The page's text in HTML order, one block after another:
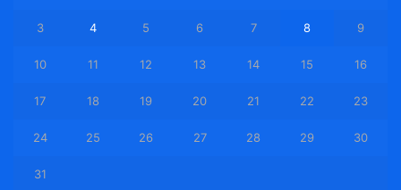
3 4 5 6 7 8 9
10 11 12 13 14 15 16
17 18 19 20 21 22 23
24 25 26 27 28 29 30
31